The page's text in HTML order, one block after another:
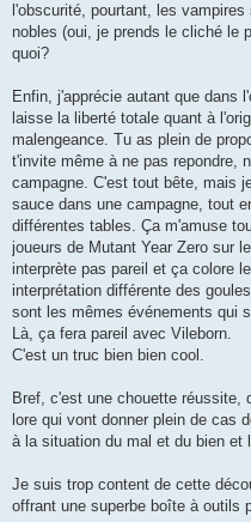
l'obscurité, pourtant, les
nobles (oui, je prends le cliché le
quoi?
Enfin, j'apprécie autant que dans
laisse la liberté totale quant à
malengeance. Tu as plein de
t'invite même à ne pas repondre,
campagne. C'est tout bête, mais
sauce dans une campagne, tout
différentes tables. Ça m'amuse
joueurs de Mutant Year Zero sur
interprète pas pareil et ça colore
interprétation différente des
sont les mêmes événements qui
Là, ça fera pareil avec Vileborn.
C'est un truc bien bien cool.
Bref, c'est une chouette réussite,
lore qui vont donner plein de cas
à la situation du mal et du bien et
Je suis trop content de cette
offrant une superbe boîte à outils